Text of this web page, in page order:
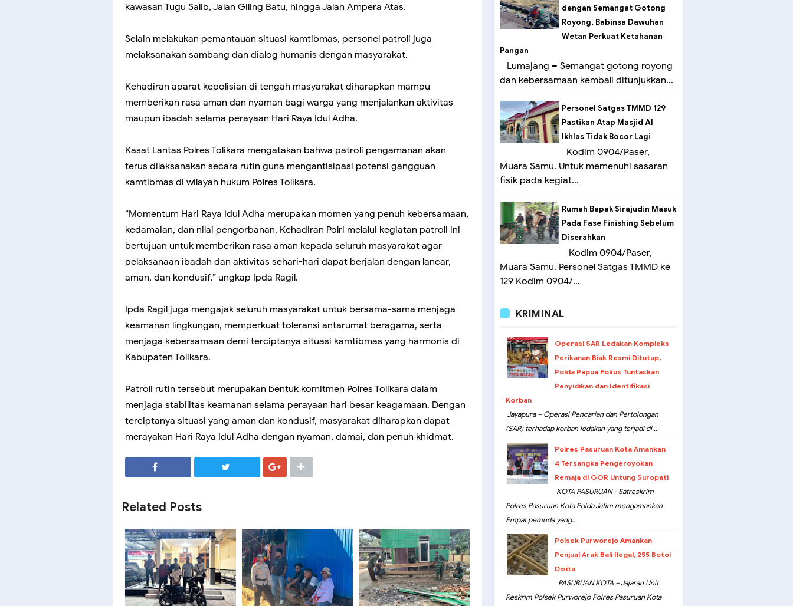
kawasan Tugu Salib, Jalan Giling Batu, hingga Jalan Ampera Atas.
Selain melakukan pemantauan situasi kamtibmas, personel patroli juga
melaksanakan sambang dan dialog humanis dengan masyarakat.
Kehadiran aparat kepolisian di tengah masyarakat diharapkan mampu
memberikan rasa aman dan nyaman bagi warga yang menjalankan aktivitas
maupun ibadah selama perayaan Hari Raya Idul Adha.
Kasat Lantas Polres Tolikara mengatakan bahwa patroli pengamanan akan
terus dilaksanakan secara rutin guna mengantisipasi potensi gangguan
kamtibmas di wilayah hukum Polres Tolikara.
“Momentum Hari Raya Idul Adha merupakan momen yang penuh kebersamaan,
kedamaian, dan nilai pengorbanan. Kehadiran Polri melalui kegiatan patroli ini
bertujuan untuk memberikan rasa aman kepada seluruh masyarakat agar
pelaksanaan ibadah dan aktivitas sehari-hari dapat berjalan dengan lancar,
aman, dan kondusif,” ungkap Ipda Ragil.
Ipda Ragil juga mengajak seluruh masyarakat untuk bersama-sama menjaga
keamanan lingkungan, memperkuat toleransi antarumat beragama, serta
menjaga kebersamaan demi terciptanya situasi kamtibmas yang harmonis di
Kabupaten Tolikara.
Patroli rutin tersebut merupakan bentuk komitmen Polres Tolikara dalam
menjaga stabilitas keamanan selama perayaan hari besar keagamaan. Dengan
terciptanya situasi yang aman dan kondusif, masyarakat diharapkan dapat
merayakan Hari Raya Idul Adha dengan nyaman, damai, dan penuh khidmat.
Related Posts
dengan Semangat Gotong
Royong, Babinsa Dawuhan
Wetan Perkuat Ketahanan
Pangan
Lumajang – Semangat gotong royong
dan kebersamaan kembali ditunjukkan...
Personel Satgas TMMD 129
Pastikan Atap Masjid Al
Ikhlas Tidak Bocor Lagi
Kodim 0904/Paser,
Muara Samu. Untuk memenuhi sasaran
fisik pada kegiat...
Rumah Bapak Sirajudin Masuk
Pada Fase Finishing Sebelum
Diserahkan
Kodim 0904/Paser,
Muara Samu. Personel Satgas TMMD ke
129 Kodim 0904/...
KRIMINAL
Operasi SAR Ledakan Kompleks
Perikanan Biak Resmi Ditutup,
Polda Papua Fokus Tuntaskan
Penyidikan dan Identifikasi
Korban
Jayapura – Operasi Pencarian dan Pertolongan
(SAR) terhadap korban ledakan yang terjadi di...
Polres Pasuruan Kota Amankan
4 Tersangka Pengeroyokan
Remaja di GOR Untung Suropati
KOTA PASURUAN - Satreskrim
Polres Pasuruan Kota Polda Jatim mengamankan
Empat pemuda yang...
Polsek Purworejo Amankan
Penjual Arak Bali Ilegal, 255 Botol
Disita
PASURUAN KOTA – Jajaran Unit
Reskrim Polsek Purworejo Polres Pasuruan Kota